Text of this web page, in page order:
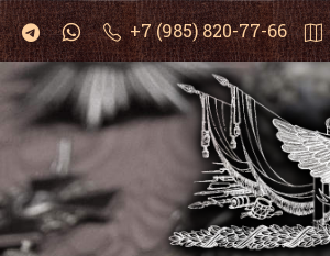
+7 (985) 820-77-66